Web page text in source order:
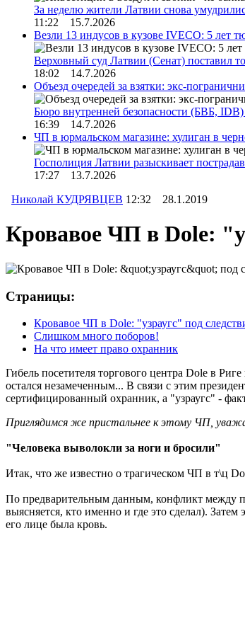
За неделю жители Латвии снова
11:22 15.7.2026
Везли 13 индусов в кузове IVECO: 5 лет
Верховный суд Латвии (Сенат) поставил
18:02 14.7.2026
Объезд очередей за взятки: экс-
Бюро внутренней безопасности (БВБ,
16:39 14.7.2026
ЧП в юрмальском магазине: хулиган в
Госполиция Латвии разыскивает
17:27 13.7.2026
Николай КУДРЯВЦЕВ 12:32 28.1.2019
Кровавое ЧП в Dole:
Страницы:
Кровавое ЧП в Dole: "узраугс" под
Слишком много поборов!
На что имеет право охранник
Гибель посетителя торгового центра Dole в
остался незамеченным... В связи с этим
сертифицированный охранник, а "узраугс" -
Приглядимся же пристальнее к этому ЧП,
"Человека выволокли за ноги и бросили"
Итак, что же известно о трагическом ЧП в т\ц
По предварительным данным, конфликт между
выясняется, кто именно и где это сделал).
его лице была кровь.